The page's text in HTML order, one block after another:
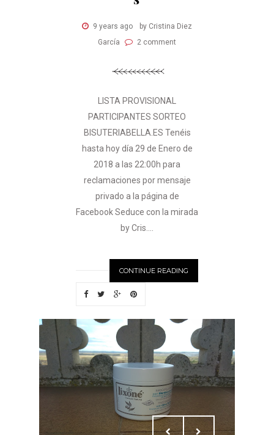
9 years ago
by Cristina Diez
García
2 comment
LISTA PROVISIONAL
PARTICIPANTES SORTEO
BISUTERIABELLA.ES Tenéis
hasta hoy día 29 de Enero de
2018 a las 22:00h para
reclamaciones por mensaje
privado a la página de
Facebook Seduce con la mirada
by Cris....
CONTINUE READING